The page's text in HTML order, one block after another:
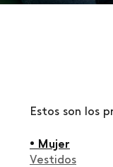
Estos son los
• Mujer
Vestidos